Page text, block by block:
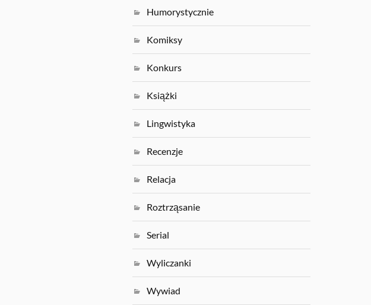
Humorystycznie
Komiksy
Konkurs
Książki
Lingwistyka
Recenzje
Relacja
Roztrząsanie
Serial
Wyliczanki
Wywiad